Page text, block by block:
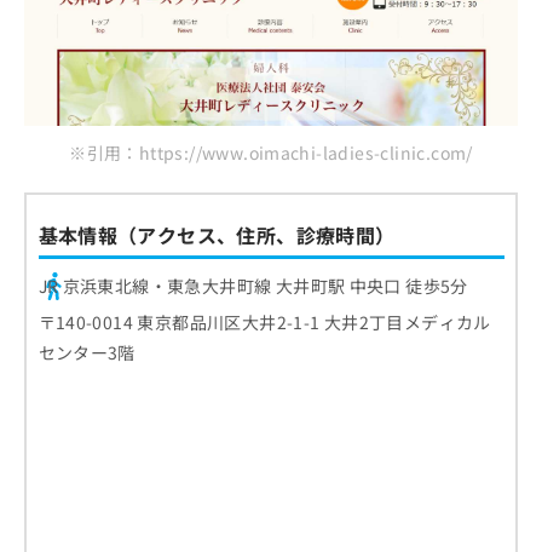
※引用：https://www.oimachi-ladies-clinic.com/
基本情報（アクセス、住所、診療時間）
JR 京浜東北線・東急大井町線 大井町駅 中央口 徒歩5分
〒140-0014 東京都品川区大井2-1-1 大井2丁目メディカル
センター3階